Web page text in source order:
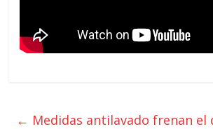
← Medidas antilavado frenan el